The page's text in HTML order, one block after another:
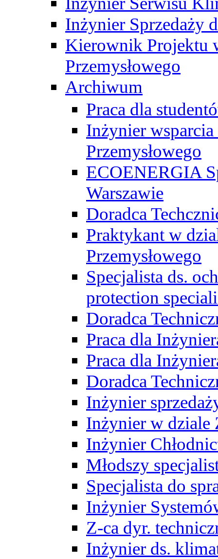
Inżynier Sprzedaży
Kierownik Projektu
Przemysłowego
Archiwum
Praca dla
Inżynier wsparcia
Przemysłowego
ECOENERGIA
Warszawie
Doradca
Praktykant w
Przemysłowego
Specjalista ds.
protection
Doradca
Praca dla
Praca dla
Doradca
Inżynier
Inżynier w dziale
Inżynier
Młodszy
Specjalista do
Inżynier
Z-ca dyr.
Inżynier ds.